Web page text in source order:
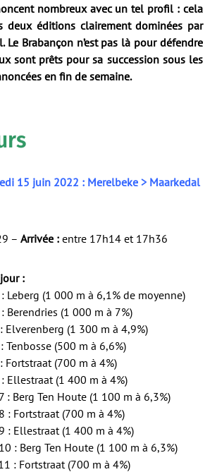
nombreux avec un tel profil : cela
deux éditions clairement dominées par
Le Brabançon n’est pas là pour défendre
sont prêts pour sa succession sous les
en fin de semaine.
15 juin 2022 : Merelbeke > Maarkedal
– Arrivée : entre 17h14 et 17h36
:
Leberg (1 000 m à 6,1% de moyenne)
Berendries (1 000 m à 7%)
Elverenberg (1 300 m à 4,9%)
Tenbosse (500 m à 6,6%)
Fortstraat (700 m à 4%)
Ellestraat (1 400 m à 4%)
: Berg Ten Houte (1 100 m à 6,3%)
: Fortstraat (700 m à 4%)
: Ellestraat (1 400 m à 4%)
: Berg Ten Houte (1 100 m à 6,3%)
: Fortstraat (700 m à 4%)